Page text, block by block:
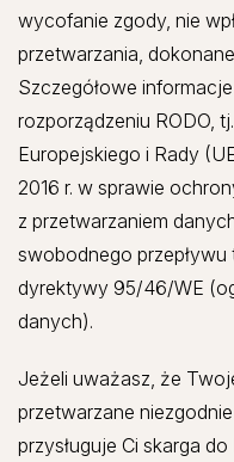
wycofanie zgody, nie
przetwarzania,
Szczegółowe
rozporządzeniu RODO,
Europejskiego i Rady
2016 r. w sprawie
z przetwarzaniem
swobodnego
dyrektywy 95/46/WE
danych).
Jeżeli uważasz, że
przetwarzane
przysługuje Ci skarga